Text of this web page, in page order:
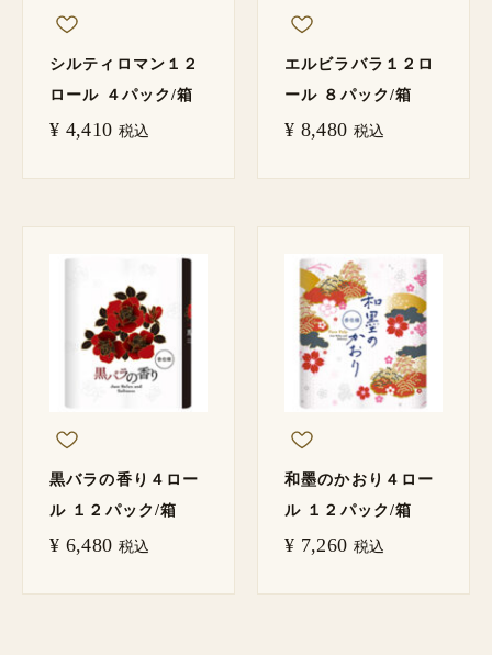
シルティロマン１２
ロール ４パック/箱
¥ 4,410 税込
エルビラバラ１２ロ
ール ８パック/箱
¥ 8,480 税込
黒バラの香り４ロー
ル １２パック/箱
¥ 6,480 税込
和墨のかおり４ロー
ル １２パック/箱
¥ 7,260 税込